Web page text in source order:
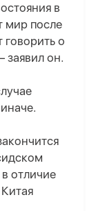
в
мир после
о
заявил он.
в отличие